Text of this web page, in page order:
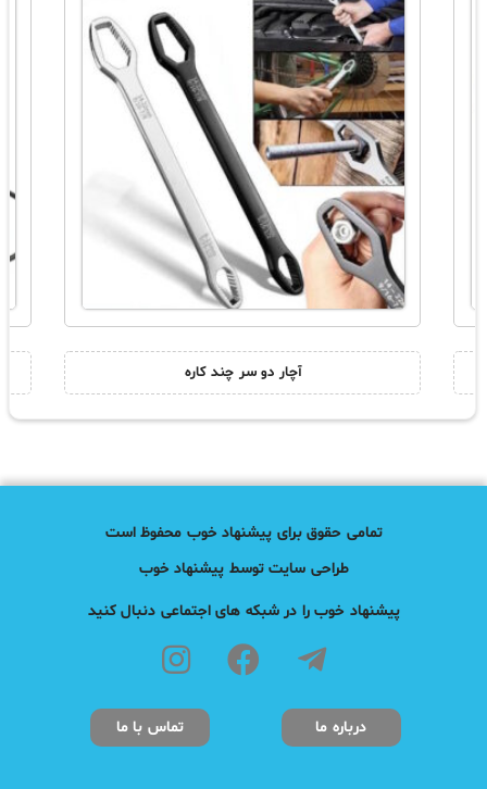
آچار دو سر چند کاره
تمامی حقوق برای پیشنهاد خوب محفوظ است
طراحی سایت توسط پیشنهاد خوب
پیشنهاد خوب را در شبکه های اجتماعی دنبال کنید
درباره ما تماس با ما